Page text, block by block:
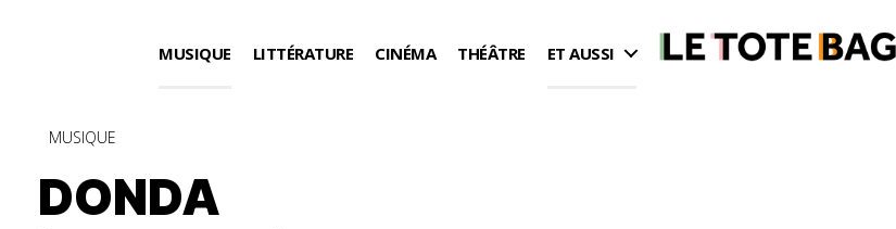
MUSIQUE LITTÉRATURE CINÉMA THÉÂTRE ET AUSSI
Catégories
MUSIQUE
DONDA